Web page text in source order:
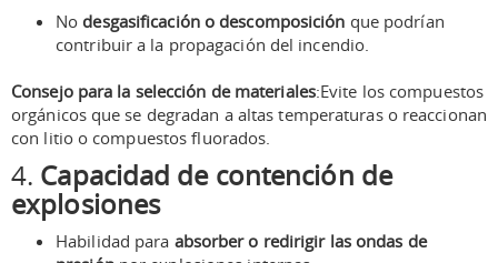
Nodesgasificación o descomposición que podrían
contribuir a la propagación del incendio.
Consejo para la selección de materiales:Evite los compuestos
orgánicos que se degradan a altas temperaturas o reaccionan
con litio o compuestos fluorados.
4. Capacidad de contención de
explosiones
Habilidad para absorber o redirigir las ondas de